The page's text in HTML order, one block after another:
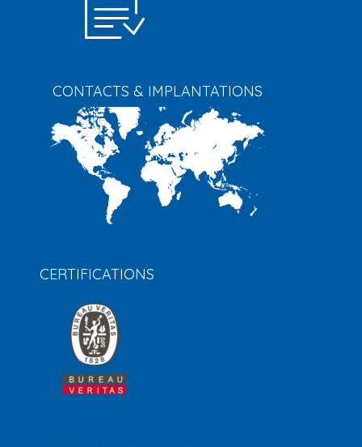
CONTACTS & IMPLANTATIONS
CERTIFICATIONS